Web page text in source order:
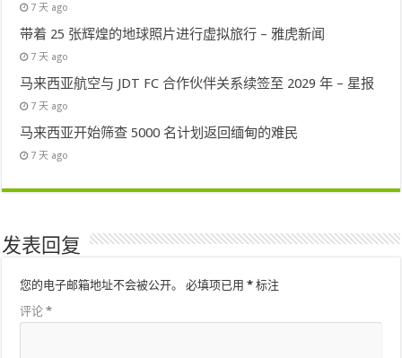
7 天 ago
带着 25 张辉煌的地球照片进行虚拟旅行 – 雅虎新闻
7 天 ago
马来西亚航空与 JDT FC 合作伙伴关系续签至 2029 年 – 星报
7 天 ago
马来西亚开始筛查 5000 名计划返回缅甸的难民
7 天 ago
发表回复
您的电子邮箱地址不会被公开。 必填项已用* 标注
评论*